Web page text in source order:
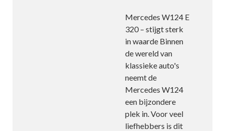
Mercedes W124 E
320 – stijgt sterk
in waarde Binnen
de wereld van
klassieke auto's
neemt de
Mercedes W124
een bijzondere
plek in. Voor veel
liefhebbers is dit